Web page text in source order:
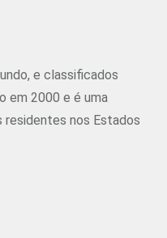
e classificados
em 2000 e é uma
residentes nos Estados